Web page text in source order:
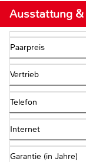
Ausstattung
Paarpreis
Vertrieb
Telefon
Internet
Garantie (in Jahre)